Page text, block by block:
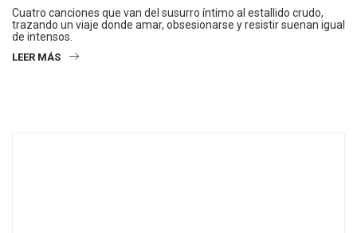
Cuatro canciones que van del susurro íntimo al estallido crudo,
trazando un viaje donde amar, obsesionarse y resistir suenan igual
de intensos.
LEER MÁS